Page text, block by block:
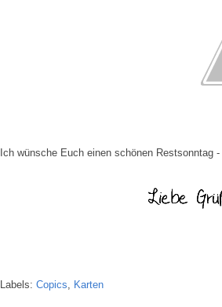
Ich wünsche Euch einen schönen Restsonntag
Labels: Copics Karten